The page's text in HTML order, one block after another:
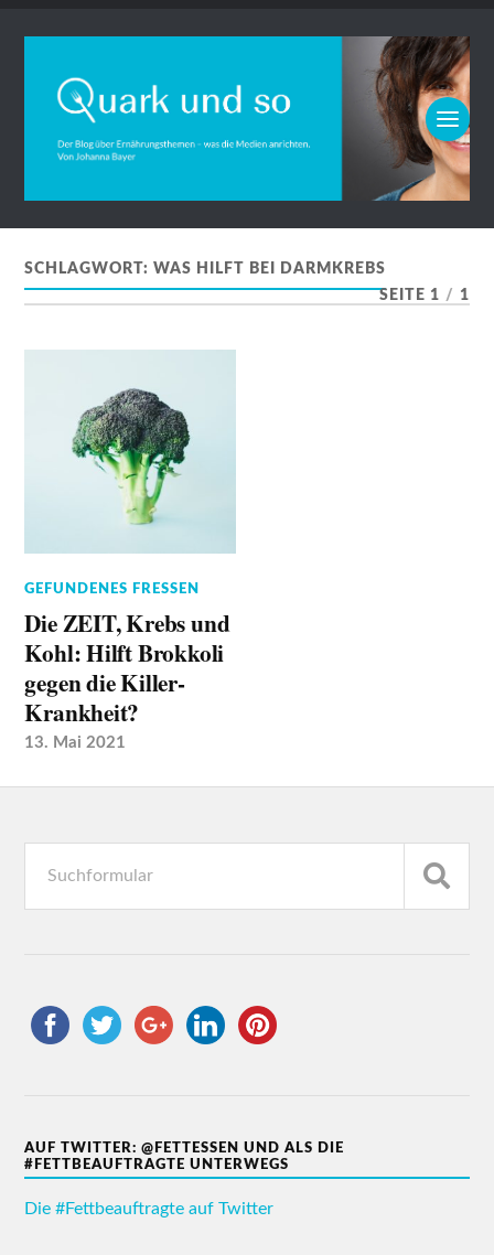
SCHLAGWORT:WAS HILFT BEI DARMKREBS
SEITE 1 / 1
GEFUNDENES FRESSEN
Die ZEIT, Krebs und
Kohl: Hilft Brokkoli
gegen die Killer-
Krankheit?
13. Mai 2021
AUF TWITTER: @FETTESSEN UND ALS DIE
#FETTBEAUFTRAGTE UNTERWEGS
Die #Fettbeauftragte auf Twitter